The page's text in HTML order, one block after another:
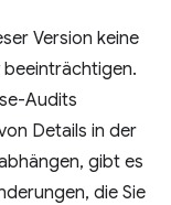
Version keine
Audits
Details in der
gibt es
die Sie